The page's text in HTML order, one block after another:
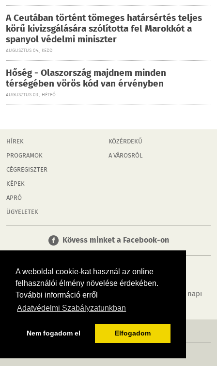
A weboldal cookie-kat használ az online
felhasználói élmény növelése érdekében.
További információ erről
Adatvédelmi Szabályzatunkban
Nem fogadom el Elfogadom
A Ceutában történt tömeges határsértés teljes
körű kivizsgálására szólította fel Marokkót a
spanyol védelmi miniszter
AUGUSZTUS 04., KEDD
Hőség - Olaszország majdnem minden
térségében vörös kód van érvényben
AUGUSZTUS 03., HÉTFŐ
HÍREK
PROGRAMOK
CÉGREGISZTER
KÉPEK
APRÓ
ÜGYELETEK
KÖZÉRDEKŰ
A VÁROSRÓL
Kövess minket a Facebook-on
Tudj meg többet városodról! Hírek, programok, képek, napi
menü, cégek…. és minden, ami Győr
MÉDIAAJÁNLÓ ADATVÉDELEM IMPRESSZUM RÓLUNK